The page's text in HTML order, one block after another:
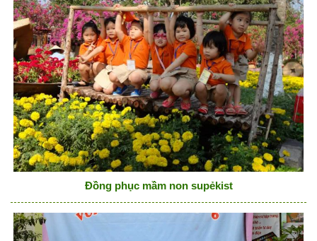
Đồng phục mầm non supẻkist